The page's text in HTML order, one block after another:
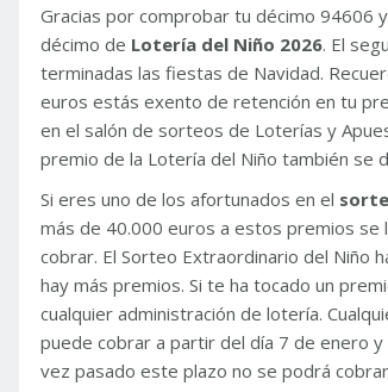
Gracias por comprobar tu décimo 94606
décimo de Lotería del Niño 2026. El
terminadas las fiestas de Navidad.
euros estás exento de retención en tu
en el salón de sorteos de Loterías y
premio de la Lotería del Niño también se
Si eres uno de los afortunados en el
más de 40.000 euros a estos premios se
cobrar. El Sorteo Extraordinario del Niño
hay más premios. Si te ha tocado un
cualquier administración de lotería.
puede cobrar a partir del día 7 de enero
vez pasado este plazo no se podrá